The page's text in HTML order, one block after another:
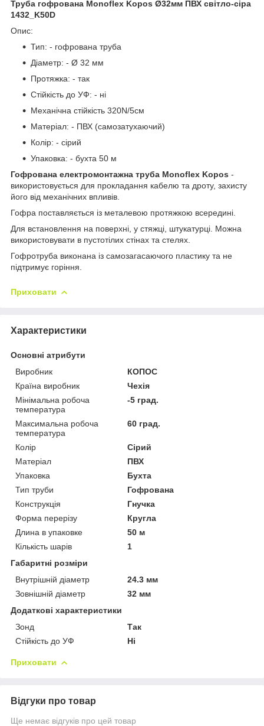
Труба гофрована Monoflex Kopos Ø32мм ПВХ світло-сіра
1432_K50D
Опис:
Тип: - гофрована труба
Діаметр: - Ø 32 мм
Протяжка: - так
Стійкість до УФ: - ні
Механічна стійкість 320N/5см
Матеріал: - ПВХ (самозатухаючий)
Колір: - сірий
Упаковка: - бухта 50 м
Гофрована електромонтажна труба Monoflex Kopos -
використовується для прокладання кабелю та дроту, захисту
його від механічних впливів.
Гофра поставляється із металевою протяжкою всередині.
Для встановлення на поверхні, у стяжці, штукатурці. Можна
використовувати в пустотілих стінах та стелях.
Гофротруба виконана із самозагасаючого пластику та не
підтримує горіння.
Приховати
Характеристики
Основні атрибути
Виробник
КОПОС
Країна виробник
Чехія
Мінімальна робоча
температура
-5 град.
Максимальна робоча
температура
60 град.
Колір
Сірий
Матеріал
ПВХ
Упаковка
Бухта
Тип труби
Гофрована
Конструкція
Гнучка
Форма перерізу
Кругла
Длина в упаковке
50 м
Кількість шарів
1
Габаритні розміри
Внутрішній діаметр
24.3 мм
Зовнішній діаметр
32 мм
Додаткові характеристики
Зонд
Так
Стійкість до УФ
Ні
Приховати
Відгуки про товар
Ще немає відгуків про цей товар